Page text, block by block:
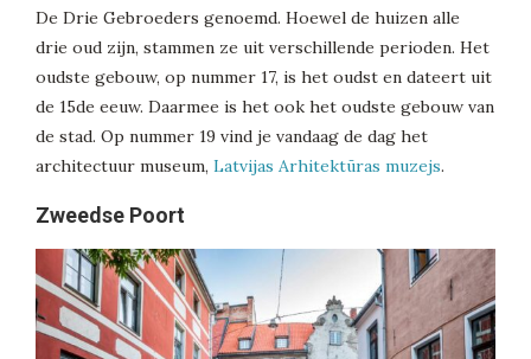
De Drie Gebroeders genoemd. Hoewel de huizen alle
drie oud zijn, stammen ze uit verschillende perioden. Het
oudste gebouw, op nummer 17, is het oudst en dateert uit
de 15de eeuw. Daarmee is het ook het oudste gebouw van
de stad. Op nummer 19 vind je vandaag de dag het
architectuur museum, Latvijas Arhitektūras muzejs.
Zweedse Poort